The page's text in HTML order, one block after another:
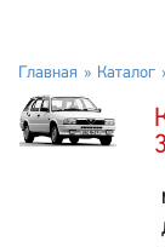
Главная Каталог